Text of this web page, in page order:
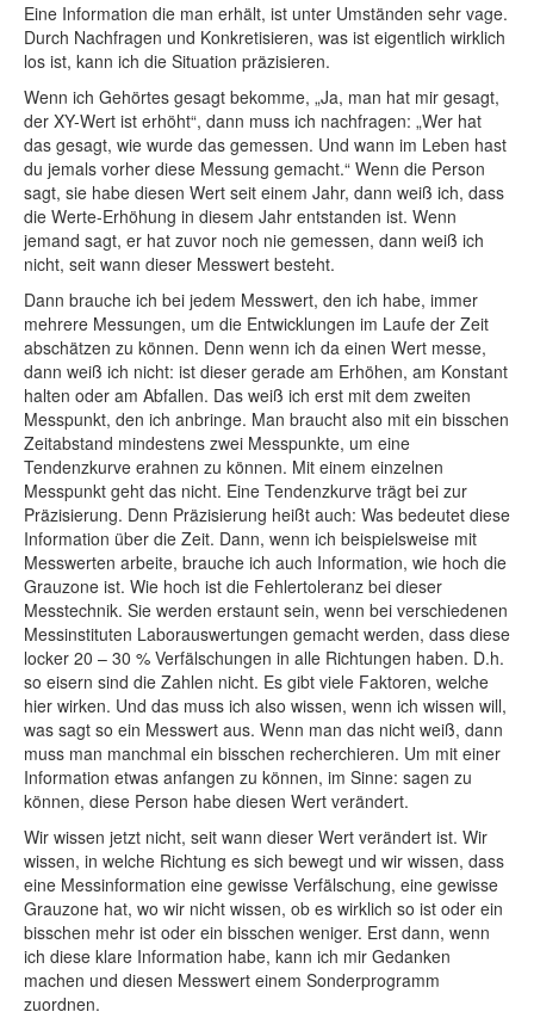
Eine Information die man erhält, ist unter Umständen sehr vage.
Durch Nachfragen und Konkretisieren, was ist eigentlich wirklich
los ist, kann ich die Situation präzisieren.
Wenn ich Gehörtes gesagt bekomme, „Ja, man hat mir gesagt,
der XY-Wert ist erhöht“, dann muss ich nachfragen: „Wer hat
das gesagt, wie wurde das gemessen. Und wann im Leben hast
du jemals vorher diese Messung gemacht.“ Wenn die Person
sagt, sie habe diesen Wert seit einem Jahr, dann weiß ich, dass
die Werte-Erhöhung in diesem Jahr entstanden ist. Wenn
jemand sagt, er hat zuvor noch nie gemessen, dann weiß ich
nicht, seit wann dieser Messwert besteht.
Dann brauche ich bei jedem Messwert, den ich habe, immer
mehrere Messungen, um die Entwicklungen im Laufe der Zeit
abschätzen zu können. Denn wenn ich da einen Wert messe,
dann weiß ich nicht: ist dieser gerade am Erhöhen, am Konstant
halten oder am Abfallen. Das weiß ich erst mit dem zweiten
Messpunkt, den ich anbringe. Man braucht also mit ein bisschen
Zeitabstand mindestens zwei Messpunkte, um eine
Tendenzkurve erahnen zu können. Mit einem einzelnen
Messpunkt geht das nicht. Eine Tendenzkurve trägt bei zur
Präzisierung. Denn Präzisierung heißt auch: Was bedeutet diese
Information über die Zeit. Dann, wenn ich beispielsweise mit
Messwerten arbeite, brauche ich auch Information, wie hoch die
Grauzone ist. Wie hoch ist die Fehlertoleranz bei dieser
Messtechnik. Sie werden erstaunt sein, wenn bei verschiedenen
Messinstituten Laborauswertungen gemacht werden, dass diese
locker 20 – 30 % Verfälschungen in alle Richtungen haben. D.h.
so eisern sind die Zahlen nicht. Es gibt viele Faktoren, welche
hier wirken. Und das muss ich also wissen, wenn ich wissen will,
was sagt so ein Messwert aus. Wenn man das nicht weiß, dann
muss man manchmal ein bisschen recherchieren. Um mit einer
Information etwas anfangen zu können, im Sinne: sagen zu
können, diese Person habe diesen Wert verändert.
Wir wissen jetzt nicht, seit wann dieser Wert verändert ist. Wir
wissen, in welche Richtung es sich bewegt und wir wissen, dass
eine Messinformation eine gewisse Verfälschung, eine gewisse
Grauzone hat, wo wir nicht wissen, ob es wirklich so ist oder ein
bisschen mehr ist oder ein bisschen weniger. Erst dann, wenn
ich diese klare Information habe, kann ich mir Gedanken
machen und diesen Messwert einem Sonderprogramm
zuordnen.